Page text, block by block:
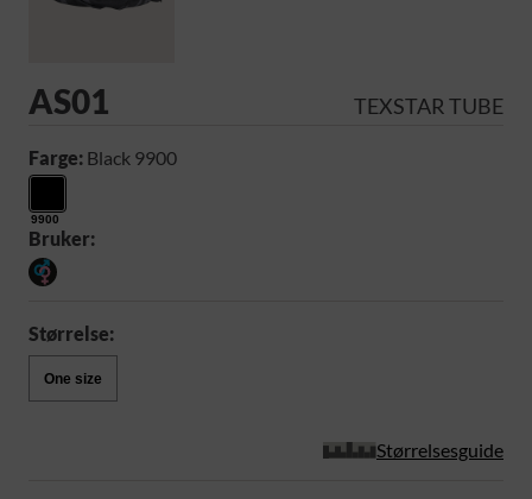
AS01 TEXSTAR TUBE
Farge: Black 9900
9900
Bruker:
Størrelse:
One size
Størrelsesguide